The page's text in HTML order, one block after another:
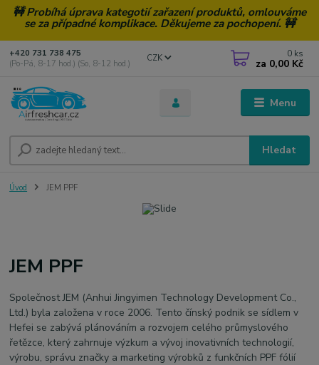
🚧 Probíhá úprava kategotií zařazení produktů, omlouváme
se za případné komplikace. Děkujeme za pochopení. 🚧
Menu
CZK
Hledat
+420 731 738 475
(Po-Pá, 8-17 hod.) (So, 8-12 hod.)
0 ks
za 0,00 Kč
Úvod JEM PPF
JEM PPF
Společnost JEM (Anhui Jingyimen Technology Development Co.,
Ltd.) byla založena v roce 2006. Tento čínský podnik se sídlem v
Hefei se zabývá plánováním a rozvojem celého průmyslového
řetězce, který zahrnuje výzkum a vývoj inovativních technologií,
výrobu, správu značky a marketing výrobků z funkčních PPF fólií